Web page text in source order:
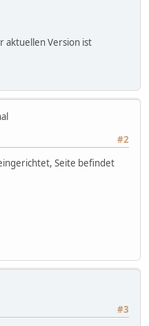
aktuellen Version ist
#2
Seite befindet
#3